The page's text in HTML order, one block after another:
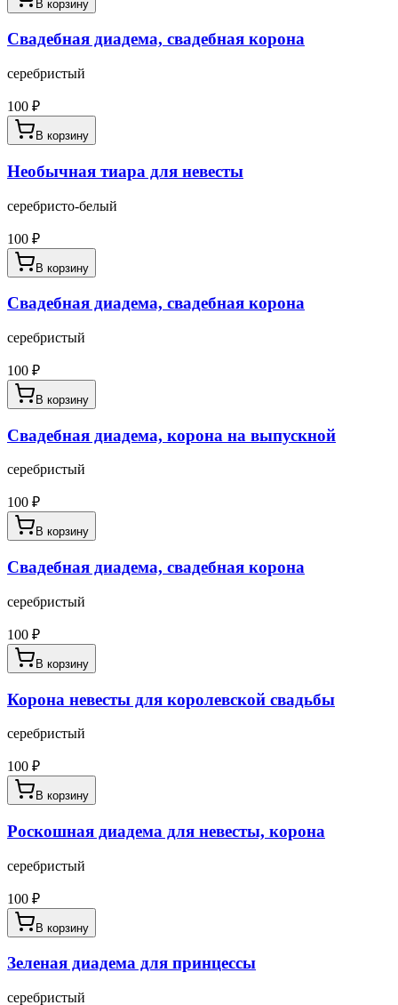
В корзину
Свадебная диадема, свадебная корона
серебристый
100 ₽
В корзину
Необычная тиара для невесты
серебристо-белый
100 ₽
В корзину
Свадебная диадема, свадебная корона
серебристый
100 ₽
В корзину
Свадебная диадема, корона на выпускной
серебристый
100 ₽
В корзину
Свадебная диадема, свадебная корона
серебристый
100 ₽
В корзину
Корона невесты для королевской свадьбы
серебристый
100 ₽
В корзину
Роскошная диадема для невесты, корона
серебристый
100 ₽
В корзину
Зеленая диадема для принцессы
серебристый